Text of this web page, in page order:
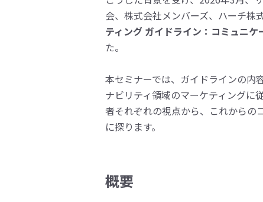
会、株式会社メンバーズ、ハーチ株
ティング ガイドライン：コミュニケ
た。
本セミナーでは、ガイドラインの内
ナビリティ領域のマーケティングに
者それぞれの視点から、これからの
に探ります。
概要